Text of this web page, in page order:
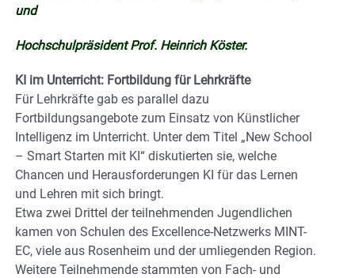
und
Hochschulpräsident Prof. Heinrich Köster.
KI im Unterricht: Fortbildung für Lehrkräfte
Für Lehrkräfte gab es parallel dazu
Fortbildungsangebote zum Einsatz von Künstlicher
Intelligenz im Unterricht. Unter dem Titel „New School
– Smart Starten mit KI“ diskutierten sie, welche
Chancen und Herausforderungen KI für das Lernen
und Lehren mit sich bringt.
Etwa zwei Drittel der teilnehmenden Jugendlichen
kamen von Schulen des Excellence-Netzwerks MINT-
EC, viele aus Rosenheim und der umliegenden Region.
Weitere Teilnehmende stammten von Fach- und